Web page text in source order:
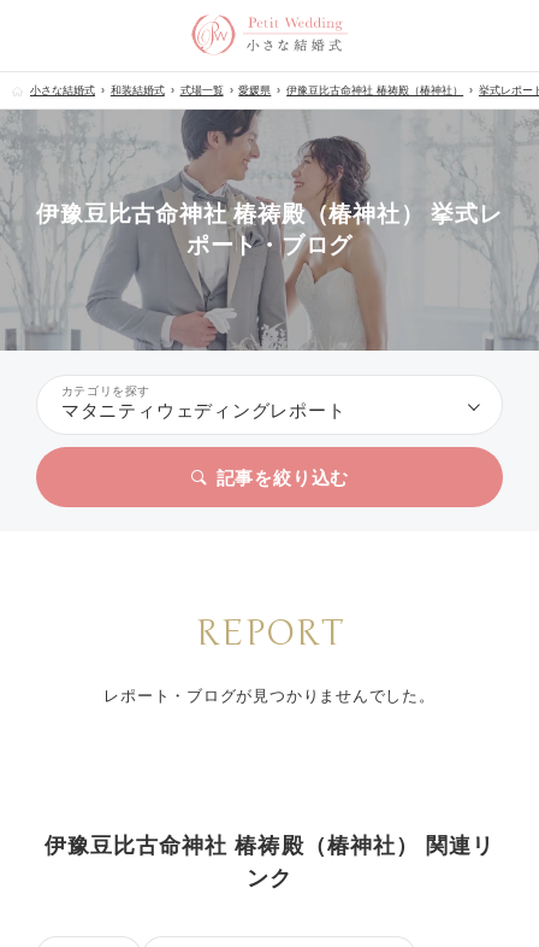
小さな結婚式 和装結婚式 式場一覧 愛媛県 伊豫豆比古命神社 椿祷殿（椿神社） 挙式レポー
伊豫豆比古命神社 椿祷殿（椿神社） 挙式レ
ポート・ブログ
カテゴリを探す
マタニティウェディングレポート
記事を絞り込む
REPORT
レポート・ブログが見つかりませんでした。
伊豫豆比古命神社 椿祷殿（椿神社） 関連リ
ンク